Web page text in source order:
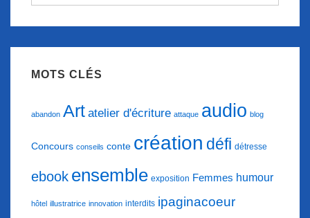
MOTS CLÉS
abandon Art atelier d'écriture attaque audio blog
Concours conseils conte création défi détresse
ebook ensemble exposition Femmes humour
hôtel illustratrice innovation interdits ipaginacoeur